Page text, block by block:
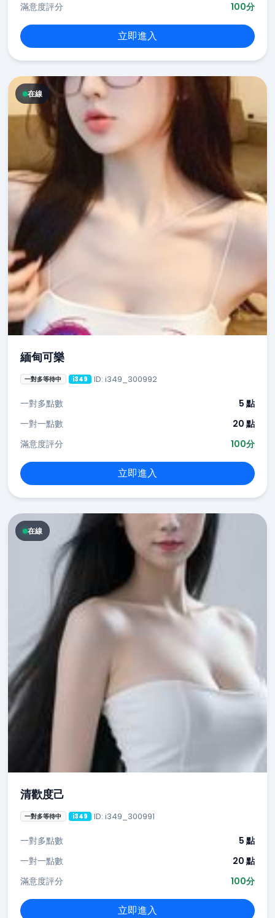
滿意度評分
100分
立即進入
在線
緬甸可樂
一對多等待中 i349 ID: i349_300992
一對多點數
5 點
一對一點數
20 點
滿意度評分
100分
立即進入
在線
清歡度己
一對多等待中 i349 ID: i349_300991
一對多點數
5 點
一對一點數
20 點
滿意度評分
100分
立即進入